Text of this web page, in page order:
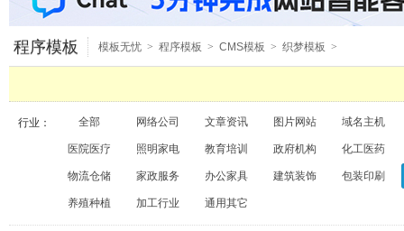
程序模板 模板无忧 > 程序模板 > CMS模板 > 织梦模板 >
行业： 全部 网络公司 文章资讯 图片网站 域名主机
医院医疗 照明家电 教育培训 政府机构 化工医药
物流仓储 家政服务 办公家具 建筑装饰 包装印刷
养殖种植 加工行业 通用其它